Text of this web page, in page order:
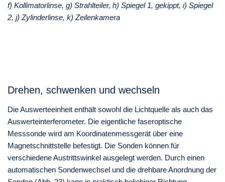
f) Kollimatorlinse, g) Strahlteiler, h) Spiegel 1, gekippt, i) Spiegel
2, j) Zylinderlinse, k) Zeilenkamera
Drehen, schwenken und wechseln
Die Auswerteeinheit enthält sowohl die Lichtquelle als auch das
Auswerteinterferometer. Die eigentliche faseroptische
Messsonde wird am Koordinatenmessgerät über eine
Magnetschnittstelle befestigt. Die Sonden können für
verschiedene Austrittswinkel ausgelegt werden. Durch einen
automatischen Sondenwechsel und die drehbare Anordnung der